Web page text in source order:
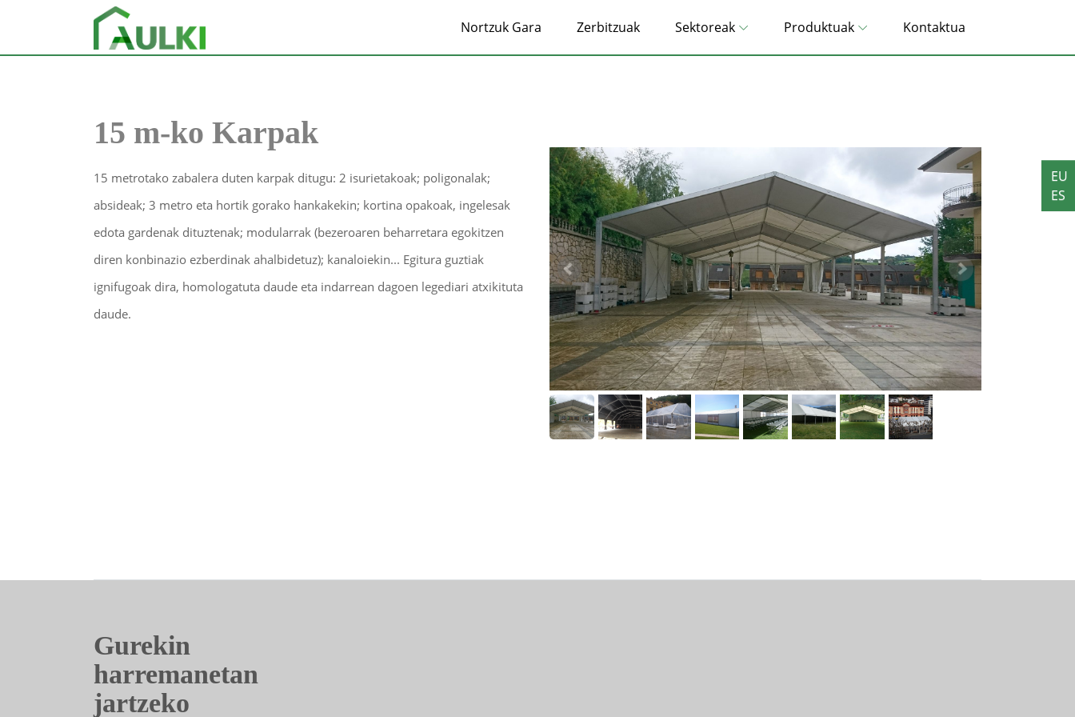
EU
ES
Nortzuk Gara Zerbitzuak Sektoreak Produktuak Kontaktua
15 m-ko Karpak
15 metrotako zabalera duten karpak ditugu: 2 isurietakoak; poligonalak;
absideak; 3 metro eta hortik gorako hankakekin; kortina opakoak, ingelesak
edota gardenak dituztenak; modularrak (bezeroaren beharretara egokitzen
diren konbinazio ezberdinak ahalbidetuz); kanaloiekin... Egitura guztiak
ignifugoak dira, homologatuta daude eta indarrean dagoen legediari atxikituta
daude.
Gurekin
harremanetan
jartzeko